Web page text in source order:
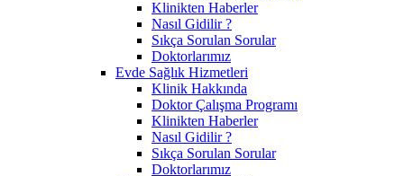
Klinikten Haberler
Nasıl Gidilir ?
Sıkça Sorulan Sorular
Doktorlarımız
Evde Sağlık Hizmetleri
Klinik Hakkında
Doktor Çalışma Programı
Klinikten Haberler
Nasıl Gidilir ?
Sıkça Sorulan Sorular
Doktorlarımız